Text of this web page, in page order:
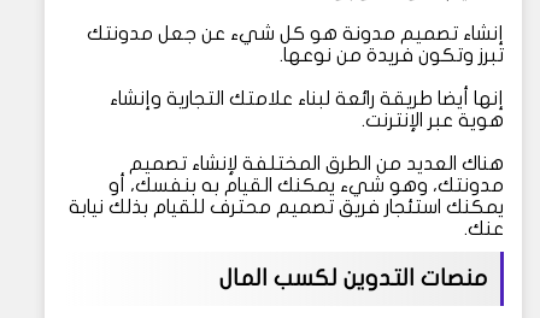
إنشاء تصميم مدونة هو كل شيء عن جعل مدونتك
تبرز وتكون فريدة من نوعها.
إنها أيضا طريقة رائعة لبناء علامتك التجارية وإنشاء
هوية عبر الإنترنت.
هناك العديد من الطرق المختلفة لإنشاء تصميم
مدونتك، وهو شيء يمكنك القيام به بنفسك، أو
يمكنك استئجار فريق تصميم محترف للقيام بذلك نيابة
عنك.
منصات التدوين لكسب المال